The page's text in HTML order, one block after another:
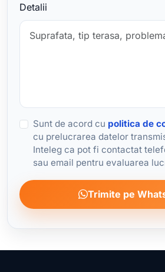
Detalii
Sunt de acord cu politica de
cu prelucrarea datelor
Inteleg ca pot fi contactat
sau email pentru evaluarea
Trimite pe